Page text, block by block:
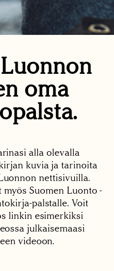
oma
alla olevalla
kuvia ja tarinoita
nettisivuilla.
Suomen Luonto -
palstalle. Voit
linkin esimerkiksi
julkaisemaasi
videoon.